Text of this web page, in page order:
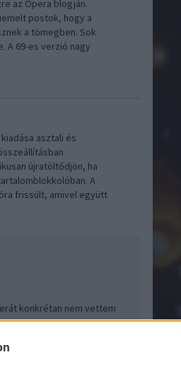
az Opera blogján.
postok, hogy a
a tömegben. Sok
A 69-es verzió nagy
asztali és
újratöltődjön, ha
A
frissült, amivel együtt
konkrétan nem vettem